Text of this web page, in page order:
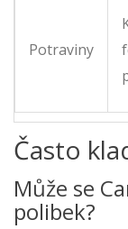
Potraviny
Často
Může se
polibek?